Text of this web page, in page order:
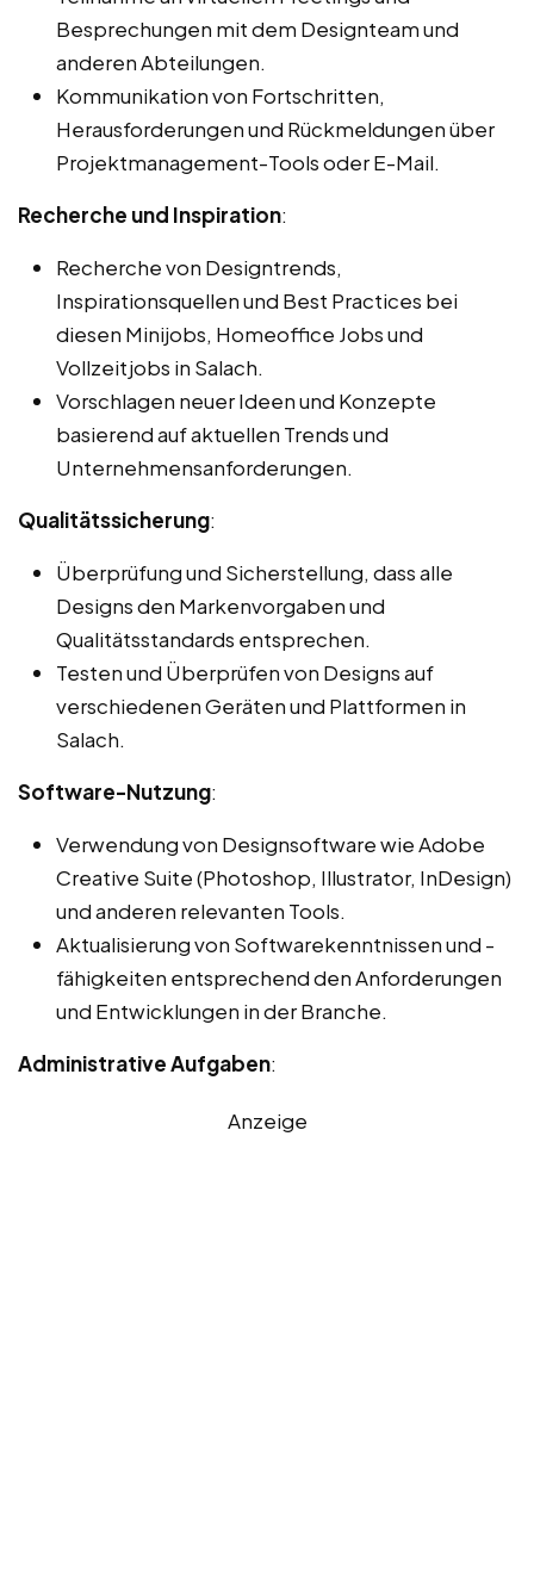
Besprechungen mit dem Designteam und
anderen Abteilungen.
Kommunikation von Fortschritten,
Herausforderungen und Rückmeldungen über
Projektmanagement-Tools oder E-Mail.
Recherche und Inspiration:
Recherche von Designtrends,
Inspirationsquellen und Best Practices bei
diesen Minijobs, Homeoffice Jobs und
Vollzeitjobs in Salach.
Vorschlagen neuer Ideen und Konzepte
basierend auf aktuellen Trends und
Unternehmensanforderungen.
Qualitätssicherung:
Überprüfung und Sicherstellung, dass alle
Designs den Markenvorgaben und
Qualitätsstandards entsprechen.
Testen und Überprüfen von Designs auf
verschiedenen Geräten und Plattformen in
Salach.
Software-Nutzung:
Verwendung von Designsoftware wie Adobe
Creative Suite (Photoshop, Illustrator, InDesign)
und anderen relevanten Tools.
Aktualisierung von Softwarekenntnissen und -
fähigkeiten entsprechend den Anforderungen
und Entwicklungen in der Branche.
Administrative Aufgaben:
Anzeige